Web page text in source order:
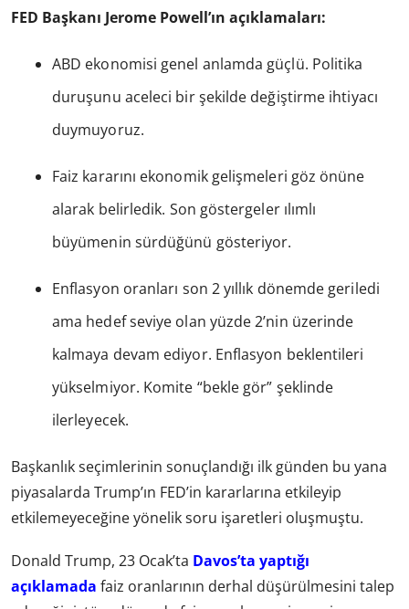
FED Başkanı Jerome Powell’ın açıklamaları:
ABD ekonomisi genel anlamda güçlü. Politika
duruşunu aceleci bir şekilde değiştirme ihtiyacı
duymuyoruz.
Faiz kararını ekonomik gelişmeleri göz önüne
alarak belirledik. Son göstergeler ılımlı
büyümenin sürdüğünü gösteriyor.
Enflasyon oranları son 2 yıllık dönemde geriledi
ama hedef seviye olan yüzde 2’nin üzerinde
kalmaya devam ediyor. Enflasyon beklentileri
yükselmiyor. Komite “bekle gör” şeklinde
ilerleyecek.
Başkanlık seçimlerinin sonuçlandığı ilk günden bu yana
piyasalarda Trump’ın FED’in kararlarına etkileyip
etkilemeyeceğine yönelik soru işaretleri oluşmuştu.
Donald Trump, 23 Ocak’ta Davos’ta yaptığı
açıklamada faiz oranlarının derhal düşürülmesini talep